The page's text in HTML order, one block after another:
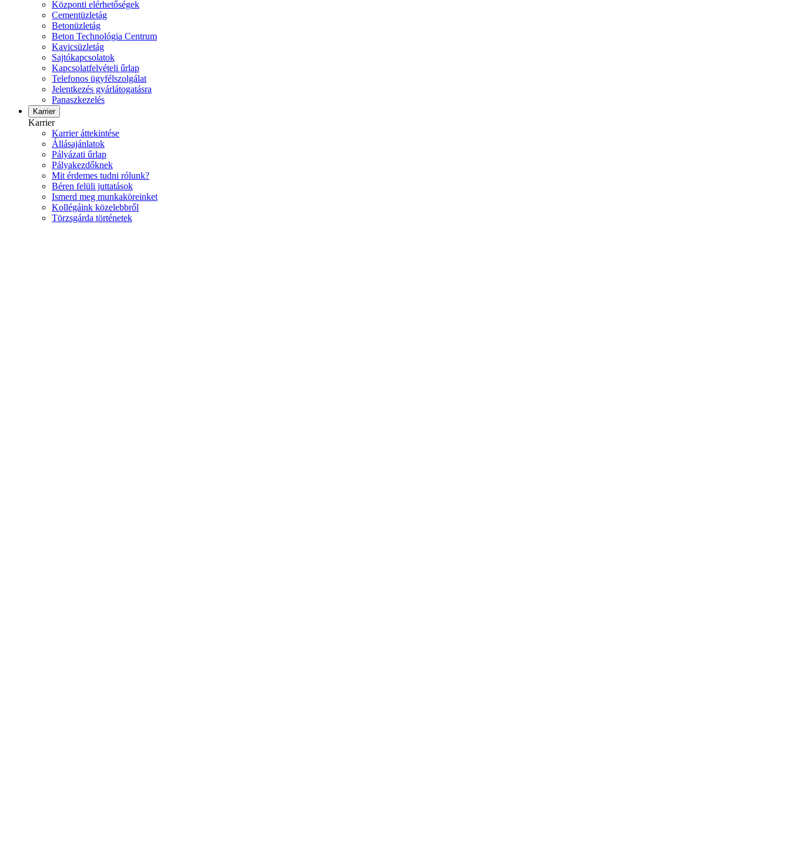
Központi elérhetőségek
Cementüzletág
Betonüzletág
Beton Technológia Centrum
Kavicsüzletág
Sajtókapcsolatok
Kapcsolatfelvételi űrlap
Telefonos ügyfélszolgálat
Jelentkezés gyárlátogatásra
Panaszkezelés
Karrier
Karrier
Karrier áttekintése
Állásajánlatok
Pályázati űrlap
Pályakezdőknek
Mit érdemes tudni rólunk?
Béren felüli juttatások
Ismerd meg munkaköreinket
Kollégáink közelebbről
Törzsgárda történetek